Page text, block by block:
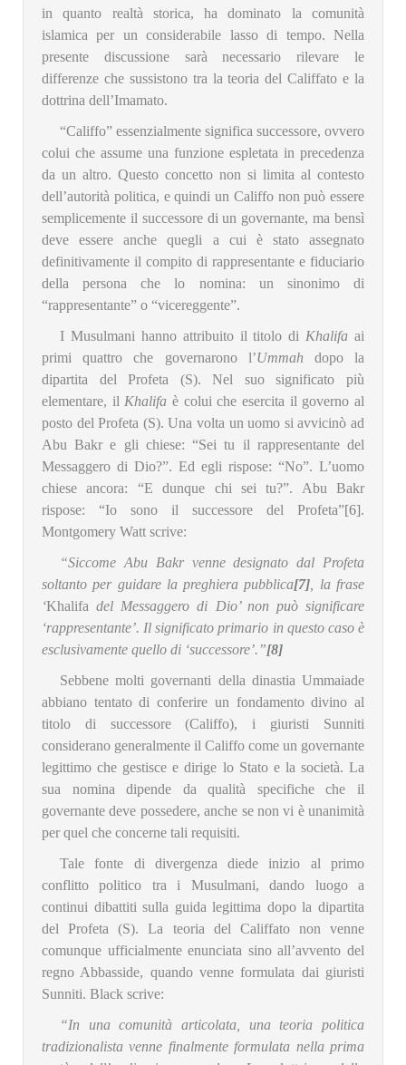
in quanto realtà storica, ha dominato la comunità
islamica per un considerabile lasso di tempo. Nella
presente discussione sarà necessario rilevare le
differenze che sussistono tra la teoria del Califfato e la
dottrina dell’Imamato.
“Califfo” essenzialmente significa successore, ovvero
colui che assume una funzione espletata in precedenza
da un altro. Questo concetto non si limita al contesto
dell’autorità politica, e quindi un Califfo non può essere
semplicemente il successore di un governante, ma bensì
deve essere anche quegli a cui è stato assegnato
definitivamente il compito di rappresentante e fiduciario
della persona che lo nomina: un sinonimo di
“rappresentante” o “vicereggente”.
I Musulmani hanno attribuito il titolo di Khalifa ai
primi quattro che governarono l’Ummah dopo la
dipartita del Profeta (S). Nel suo significato più
elementare, il Khalifa è colui che esercita il governo al
posto del Profeta (S). Una volta un uomo si avvicinò ad
Abu Bakr e gli chiese: “Sei tu il rappresentante del
Messaggero di Dio?”. Ed egli rispose: “No”. L’uomo
chiese ancora: “E dunque chi sei tu?”. Abu Bakr
rispose: “Io sono il successore del Profeta”[6].
Montgomery Watt scrive:
“Siccome Abu Bakr venne designato dal Profeta
soltanto per guidare la preghiera pubblica[7] , la frase
‘Khalifa del Messaggero di Dio’ non può significare
‘rappresentante’. Il significato primario in questo caso è
esclusivamente quello di ‘successore’.”[8]
Sebbene molti governanti della dinastia Ummaiade
abbiano tentato di conferire un fondamento divino al
titolo di successore (Califfo), i giuristi Sunniti
considerano generalmente il Califfo come un governante
legittimo che gestisce e dirige lo Stato e la società. La
sua nomina dipende da qualità specifiche che il
governante deve possedere, anche se non vi è unanimità
per quel che concerne tali requisiti.
Tale fonte di divergenza diede inizio al primo
conflitto politico tra i Musulmani, dando luogo a
continui dibattiti sulla guida legittima dopo la dipartita
del Profeta (S). La teoria del Califfato non venne
comunque ufficialmente enunciata sino all’avvento del
regno Abbasside, quando venne formulata dai giuristi
Sunniti. Black scrive:
“In una comunità articolata, una teoria politica
tradizionalista venne finalmente formulata nella prima